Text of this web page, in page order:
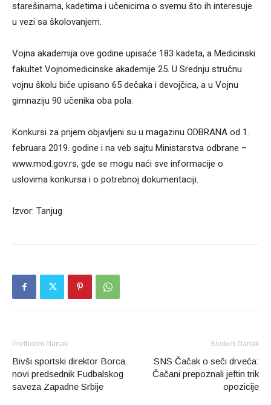
starešinama, kadetima i učenicima o svemu što ih interesuje
u vezi sa školovanjem.
Vojna akademija ove godine upisaće 183 kadeta, a Medicinski
fakultet Vojnomedicinske akademije 25. U Srednju stručnu
vojnu školu biće upisano 65 dečaka i devojčica, a u Vojnu
gimnaziju 90 učenika oba pola.
Konkursi za prijem objavljeni su u magazinu ODBRANA od 1.
februara 2019. godine i na veb sajtu Ministarstva odbrane –
www.mod.gov.rs, gde se mogu naći sve informacije o
uslovima konkursa i o potrebnoj dokumentaciji.
Izvor: Tanjug
Prethodni članak
Bivši sportski direktor Borca
novi predsednik Fudbalskog
saveza Zapadne Srbije
Sledeći članak
SNS Čačak o seči drveća:
Čačani prepoznali jeftin trik
opozicije